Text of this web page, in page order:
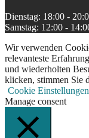
Dienstag: 18:00 -
Samstag: 12:00 -
Wir verwenden
relevanteste
und wiederholten
klicken, stimmen Sie
Cookie Einstellungen
Manage consent